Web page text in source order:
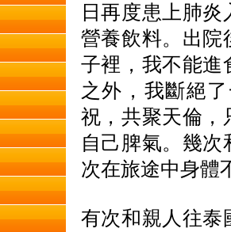
日再度患上肺
營養飲料。出院
子裡，我不能進
之外，我斷絕
祝，共聚天倫，
自己脾氣。幾
次在旅途中身體
有次和親人往泰